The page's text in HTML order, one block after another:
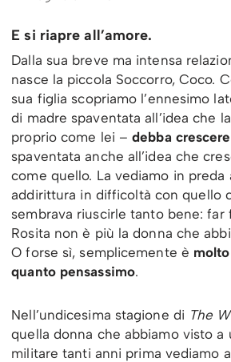
E si riapre all’amore.
Dalla sua breve ma intensa
nasce la piccola Soccorro, Coco.
sua figlia scopriamo l’ennesimo
di madre spaventata all’idea che
proprio come lei –debba
spaventata anche all’idea che
come quello. La vediamo in preda
addirittura in difficoltà con quello
sembrava riuscirle tanto bene: far
Rosita non è più la donna che
O forse sì, semplicemente è
quanto pensassimo.
Nell’undicesima stagione di The
quella donna che abbiamo visto a
militare tanti anni prima vediamo